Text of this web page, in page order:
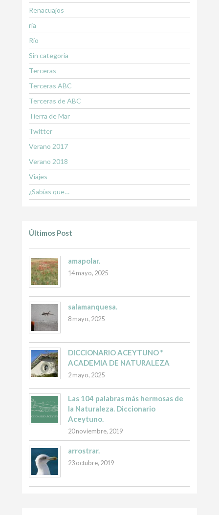
Renacuajos
ría
Río
Sin categoría
Terceras
Terceras ABC
Terceras de ABC
Tierra de Mar
Twitter
Verano 2017
Verano 2018
Viajes
¿Sabías que…
Últimos Post
amapolar.
14 mayo, 2025
salamanquesa.
8 mayo, 2025
DICCIONARIO ACEYTUNO *
ACADEMIA DE NATURALEZA
2 mayo, 2025
Las 104 palabras más hermosas de
la Naturaleza. Diccionario
Aceytuno.
20 noviembre, 2019
arrostrar.
23 octubre, 2019